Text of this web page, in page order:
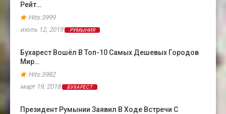
Рейт…
Hits:3999
июль 12, 2019
РУМЫНИЯ
Бухарест Вошёл В Топ-10 Самых Дешевых Городов
Мир…
Hits:3982
март 19, 2018
БУХАРЕСТ
Президент Румынии Заявил В Ходе Встречи С